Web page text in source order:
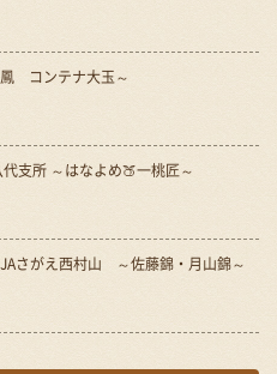
コンテナ大玉～
支所 ～はなよめ🍑一桃匠～
さがえ西村山 ～佐藤錦・月山錦～